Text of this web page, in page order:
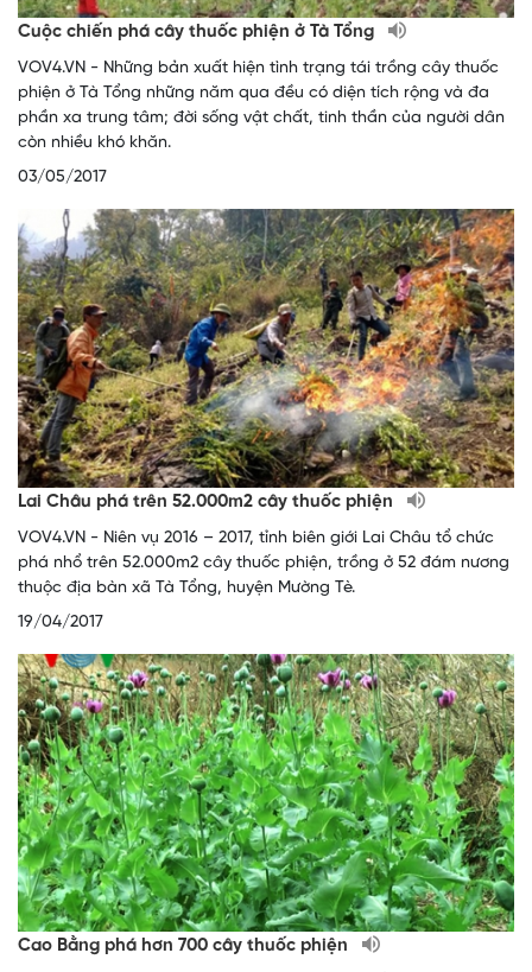
Cuộc chiến phá cây thuốc phiện ở Tà Tổng
VOV4.VN - Những bản xuất hiện tình trạng tái trồng cây thuốc
phiện ở Tà Tổng những năm qua đều có diện tích rộng và đa
phần xa trung tâm; đời sống vật chất, tinh thần của người dân
còn nhiều khó khăn.
03/05/2017
Lai Châu phá trên 52.000m2 cây thuốc phiện
VOV4.VN - Niên vụ 2016 – 2017, tỉnh biên giới Lai Châu tổ chức
phá nhổ trên 52.000m2 cây thuốc phiện, trồng ở 52 đám nương
thuộc địa bàn xã Tà Tổng, huyện Mường Tè.
19/04/2017
Cao Bằng phá hơn 700 cây thuốc phiện